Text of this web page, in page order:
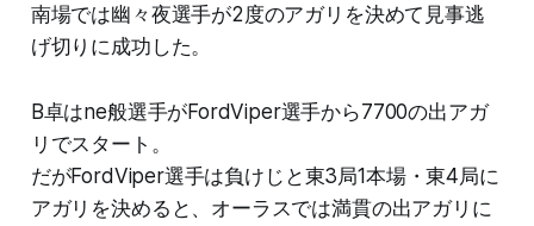
南場では幽々夜選手が2度のアガリを決めて見事逃
げ切りに成功した。
B卓はne般選手がFordViper選手から7700の出アガ
リでスタート。
だがFordViper選手は負けじと東3局1本場・東4局に
アガリを決めると、オーラスでは満貫の出アガリに